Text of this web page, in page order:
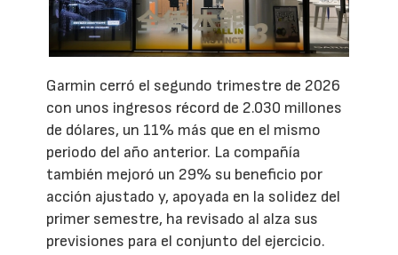
Garmin cerró el segundo trimestre de 2026
con unos ingresos récord de 2.030 millones
de dólares, un 11% más que en el mismo
periodo del año anterior. La compañía
también mejoró un 29% su beneficio por
acción ajustado y, apoyada en la solidez del
primer semestre, ha revisado al alza sus
previsiones para el conjunto del ejercicio.